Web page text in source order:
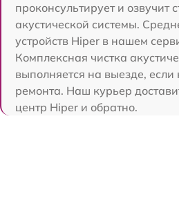
проконсультирует и озвучит
акустической системы.
устройств Hiper в нашем
Комплексная чистка
выполняется на выезде, если
ремонта. Наш курьер
центр Hiper и обратно.